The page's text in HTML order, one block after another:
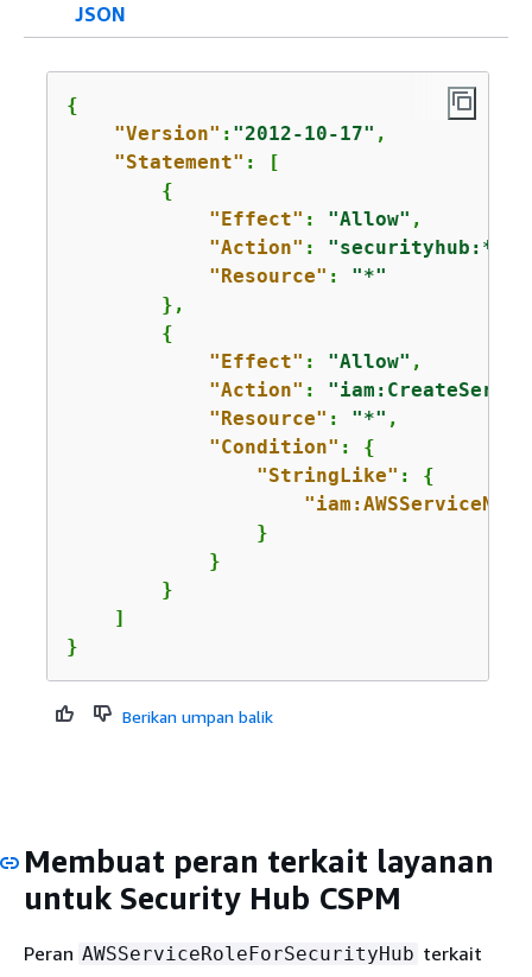
JSON
{
"Version" : "2012-10-17" ,
"Statement" : [
{
"Effect" : "Allow" ,
"Action" : "securityhub:*"
"Resource" : "*"
        },
{
"Effect" : "Allow" ,
"Action" :
"Resource" : "*" ,
"Condition" : {
"StringLike" : {
                }
            }
        }
    ]
}
Berikan umpan balik
Membuat peran terkait layanan
untuk Security Hub CSPM
Peran AWSServiceRoleForSecurityHub terkait